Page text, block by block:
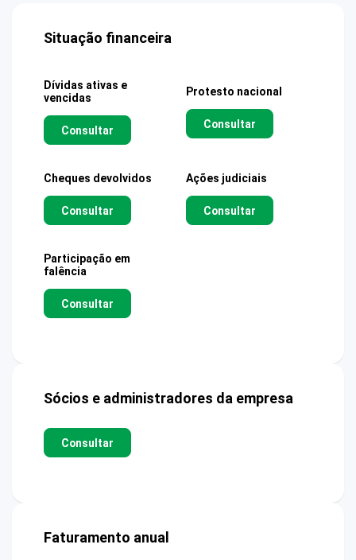
Situação financeira
Dívidas ativas e
vencidas
Consultar
Protesto nacional
Consultar
Cheques devolvidos
Consultar
Ações judiciais
Consultar
Participação em
falência
Consultar
Sócios e administradores da empresa
Consultar
Faturamento anual